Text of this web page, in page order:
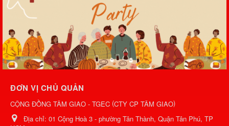
ĐƠN VỊ CHỦ QUẢN
CỘNG ĐỒNG TÂM GIAO - TGEC (CTY CP TÂM GIAO)
Địa chỉ: 01 Cộng Hoà 3 - phường Tân Thành, Quận Tân Phú, TP